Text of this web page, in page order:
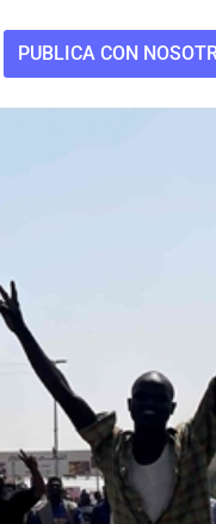
PUBLICA CON